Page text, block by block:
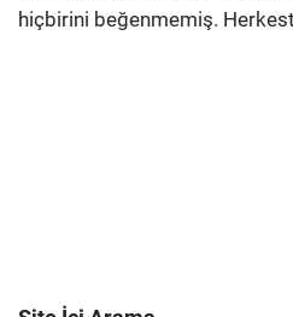
hiçbirini beğenmemiş.